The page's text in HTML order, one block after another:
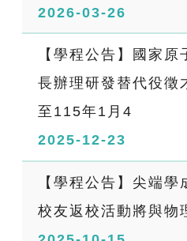
2026-03-26
【學程公告】國家
長辦理研發替代役徵
至115年1月4
2025-12-23
【學程公告】尖端
校友返校活動將與物